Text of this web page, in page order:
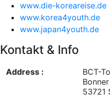
www.die-koreareise.de
www.korea4youth.de
www.japan4youth.de
Kontakt & Info
Address :
BCT-
53721